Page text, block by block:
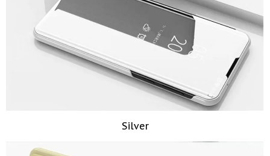
Silver